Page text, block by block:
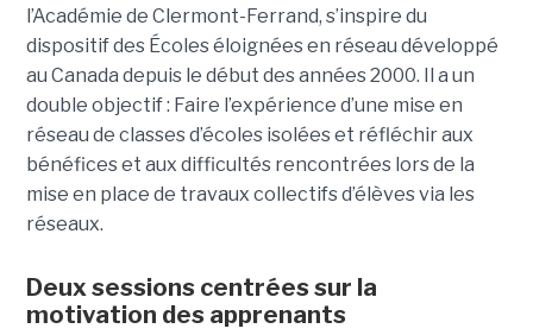
l’Académie de Clermont-Ferrand, s’inspire du
dispositif des Écoles éloignées en réseau développé
au Canada depuis le début des années 2000. Il a un
double objectif : Faire l’expérience d’une mise en
réseau de classes d’écoles isolées et réfléchir aux
bénéfices et aux difficultés rencontrées lors de la
mise en place de travaux collectifs d’élèves via les
réseaux.
Deux sessions centrées sur la
motivation des apprenants